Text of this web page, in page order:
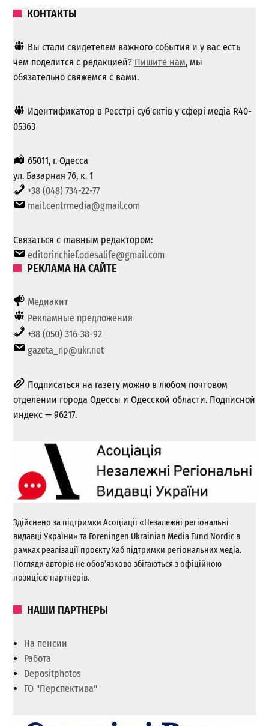
КОНТАКТЫ
Вы стали свидетелем важного события и у вас есть
чем поделится с редакцией? Пишите нам, мы
обязательно свяжемся с вами.
Идентификатор в Реєстрі суб'єктів у сфері медіа R40-
05363
65011, г. Одесса
ул. Базарная 76, к. 1
+38 (048) 734-22-77
mail.centrmedia@gmail.com
Связаться с главным редактором:
editorinchief.odesalife@gmail.com
РЕКЛАМА НА САЙТЕ
Медиакит
Рекламные предложения
+38 (050) 316-38-92
gazeta_np@ukr.net
Подписаться на газету можно в любом почтовом
отделении города Одессы и Одесской области. Подписной
индекс — 96217.
Здійснено за підтримки Асоціації «Незалежні регіональні
видавці України» та Foreningen Ukrainian Media Fund Nordic в
рамках реалізації проєкту Хаб підтримки регіональних медіа.
Погляди авторів не обов’язково збігаються з офіційною
позицією партнерів.
НАШИ ПАРТНЕРЫ
На пенсии
Работа
Depositphotos
ГО "Перспектива"